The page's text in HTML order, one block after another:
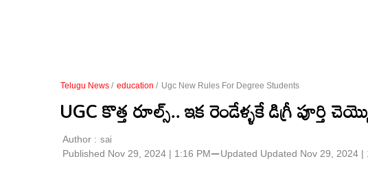
Telugu News / education / Ugc New Rules For Degree Students
UGC కొత్త రూల్స్.. ఇక రెండేళ్ళకే డిగ్రీ పూర్తి
Author : sai
Published Nov 29, 2024 | 1:16 PM⚊Updated Updated Nov 29, 2024 |